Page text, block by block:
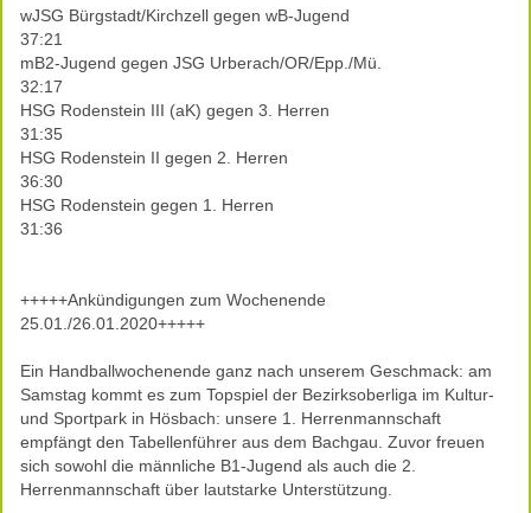
wJSG Bürgstadt/Kirchzell gegen wB-Jugend
37:21
mB2-Jugend gegen JSG Urberach/OR/Epp./Mü.
32:17
HSG Rodenstein III (aK) gegen 3. Herren
31:35
HSG Rodenstein II gegen 2. Herren
36:30
HSG Rodenstein gegen 1. Herren
31:36
+++++Ankündigungen zum Wochenende
25.01./26.01.2020+++++
Ein Handballwochenende ganz nach unserem Geschmack: am
Samstag kommt es zum Topspiel der Bezirksoberliga im Kultur-
und Sportpark in Hösbach: unsere 1. Herrenmannschaft
empfängt den Tabellenführer aus dem Bachgau. Zuvor freuen
sich sowohl die männliche B1-Jugend als auch die 2.
Herrenmannschaft über lautstarke Unterstützung.